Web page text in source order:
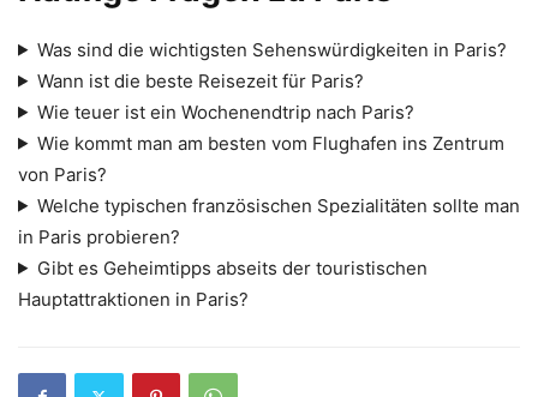
Was sind die wichtigsten Sehenswürdigkeiten in Paris?
Wann ist die beste Reisezeit für Paris?
Wie teuer ist ein Wochenendtrip nach Paris?
Wie kommt man am besten vom Flughafen ins Zentrum
von Paris?
Welche typischen französischen Spezialitäten sollte man
in Paris probieren?
Gibt es Geheimtipps abseits der touristischen
Hauptattraktionen in Paris?